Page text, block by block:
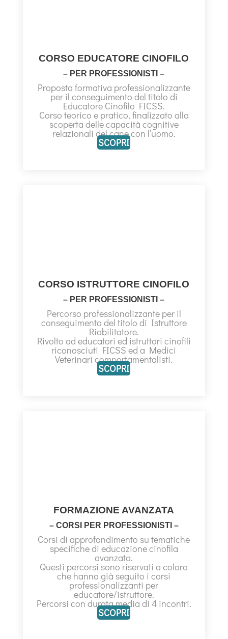
CORSO EDUCATORE CINOFILO
– PER PROFESSIONISTI –
Proposta formativa professionalizzante
per il conseguimento del titolo di
Educatore Cinofilo FICSS.
Corso teorico e pratico, finalizzato alla
scoperta delle capacità cognitive
relazionali del cane con l’uomo.
SCOPRI
CORSO ISTRUTTORE CINOFILO
– PER PROFESSIONISTI –
Percorso professionalizzante per il
conseguimento del titolo di Istruttore
Riabilitatore.
Rivolto ad educatori ed istruttori cinofili
riconosciuti FICSS ed a Medici
Veterinari comportamentalisti.
SCOPRI
FORMAZIONE AVANZATA
– CORSI PER PROFESSIONISTI –
Corsi di approfondimento su tematiche
specifiche di educazione cinofila
avanzata.
Questi percorsi sono riservati a coloro
che hanno già seguito i corsi
professionalizzanti per
educatore/istruttore.
Percorsi con durata media di 4 incontri.
SCOPRI